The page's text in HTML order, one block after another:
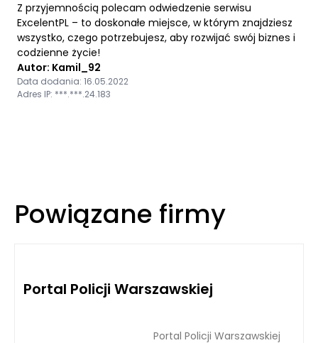
Z przyjemnością polecam odwiedzenie serwisu
ExcelentPL – to doskonałe miejsce, w którym znajdziesz
wszystko, czego potrzebujesz, aby rozwijać swój biznes i
codzienne życie!
Autor: Kamil_92
Data dodania: 16.05.2022
Adres IP: ***.***.24.183
Powiązane firmy
Portal Policji Warszawskiej
Portal Policji Warszawskiej